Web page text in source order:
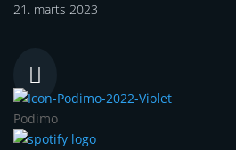
21. marts 2023

Podimo